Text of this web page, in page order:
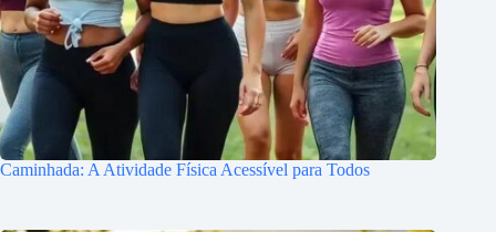
Caminhada: A Atividade Física Acessível para Todos